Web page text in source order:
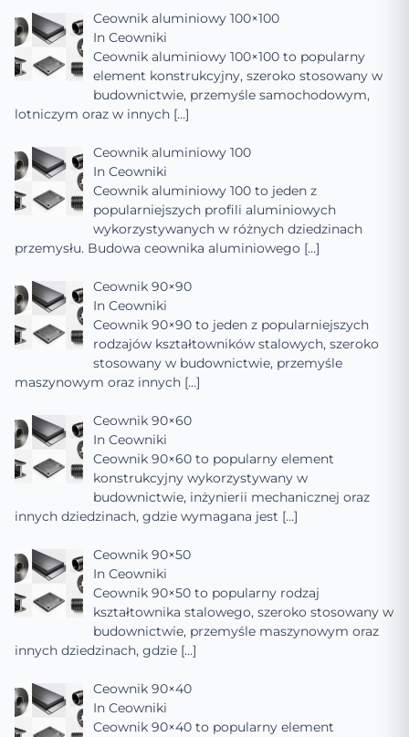
Ceownik aluminiowy 100×100
In Ceowniki
Ceownik aluminiowy 100×100 to popularny
element konstrukcyjny, szeroko stosowany w
budownictwie, przemyśle samochodowym,
lotniczym oraz w innych […]
Ceownik aluminiowy 100
In Ceowniki
Ceownik aluminiowy 100 to jeden z
popularniejszych profili aluminiowych
wykorzystywanych w różnych dziedzinach
przemysłu. Budowa ceownika aluminiowego […]
Ceownik 90×90
In Ceowniki
Ceownik 90×90 to jeden z popularniejszych
rodzajów kształtowników stalowych, szeroko
stosowany w budownictwie, przemyśle
maszynowym oraz innych […]
Ceownik 90×60
In Ceowniki
Ceownik 90×60 to popularny element
konstrukcyjny wykorzystywany w
budownictwie, inżynierii mechanicznej oraz
innych dziedzinach, gdzie wymagana jest […]
Ceownik 90×50
In Ceowniki
Ceownik 90×50 to popularny rodzaj
kształtownika stalowego, szeroko stosowany w
budownictwie, przemyśle maszynowym oraz
innych dziedzinach, gdzie […]
Ceownik 90×40
In Ceowniki
Ceownik 90×40 to popularny element